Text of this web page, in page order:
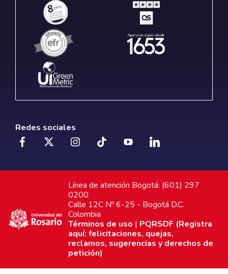
Redes sociales
Línea de atención Bogotá: (601) 297
0200
Calle 12C Nº 6-25 - Bogotá D.C.
Colombia
Términos de uso | PQRSDF (Registra
aquí: felicitaciones, quejas,
reclamos, sugerencias y derechos de
petición)